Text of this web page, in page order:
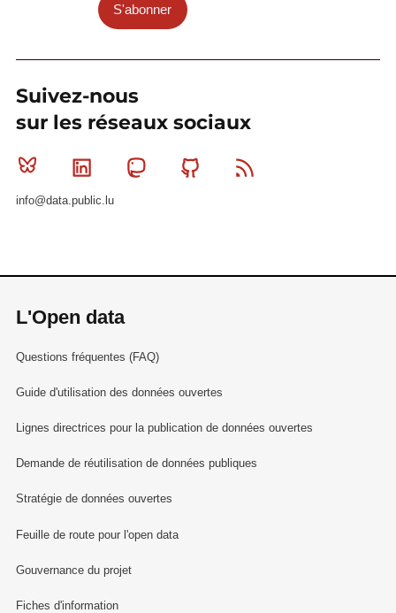
S'abonner
Suivez-nous
sur les réseaux sociaux
Bluesky Linkedin MastodonGithub
info@data.public.lu
L'Open data
Questions fréquentes (FAQ)
Guide d'utilisation des données ouvertes
Lignes directrices pour la publication de données ouvertes
Demande de réutilisation de données publiques
Stratégie de données ouvertes
Feuille de route pour l'open data
Gouvernance du projet
Fiches d'information